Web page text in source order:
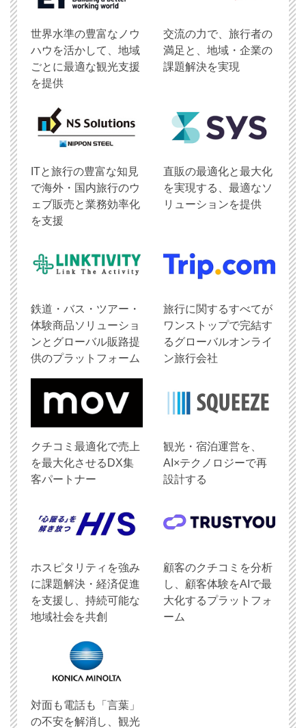
世界水準の豊富なノウ
ハウを活かして、地域
ごとに最適な観光支援
を提供
交流の力で、旅行者の
満足と、地域・企業の
課題解決を実現
ITと旅行の豊富な知見
で海外・国内旅行のウ
ェブ販売と業務効率化
を支援
直販の最適化と最大化
を実現する、最適なソ
リューションを提供
鉄道・バス・ツアー・
体験商品ソリューショ
ンとグローバル販路提
供のプラットフォーム
旅行に関するすべてが
ワンストップで完結す
るグローバルオンライ
ン旅行会社
クチコミ最適化で売上
を最大化させるDX集
客パートナー
観光・宿泊運営を、
AI×テクノロジーで再
設計する
ホスピタリティを強み
に課題解決・経済促進
を支援し、持続可能な
地域社会を共創
顧客のクチコミを分析
し、顧客体験をAIで最
大化するプラットフォ
ーム
対面も電話も「言葉」
の不安を解消し、観光